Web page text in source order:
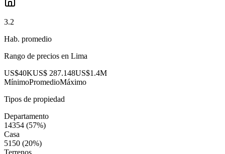
3.2
Hab. promedio
Rango de precios en Lima
US$40KUS$ 287.148US$1.4M
MínimoPromedioMáximo
Tipos de propiedad
Departamento
14354 (57%)
Casa
5150 (20%)